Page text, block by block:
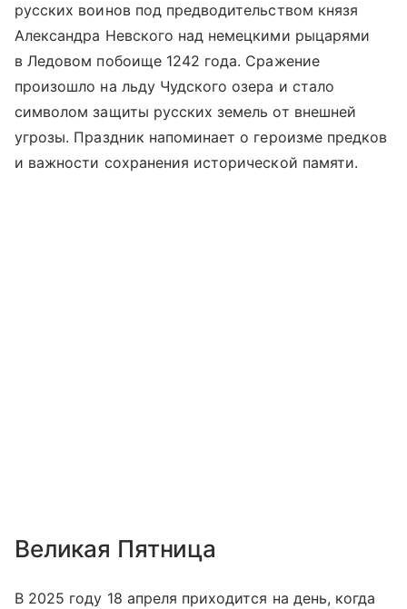
русских воинов под предводительством князя
Александра Невского над немецкими рыцарями
в Ледовом побоище 1242 года. Сражение
произошло на льду Чудского озера и стало
символом защиты русских земель от внешней
угрозы. Праздник напоминает о героизме предков
и важности сохранения исторической памяти.
Великая Пятница
В 2025 году 18 апреля приходится на день, когда